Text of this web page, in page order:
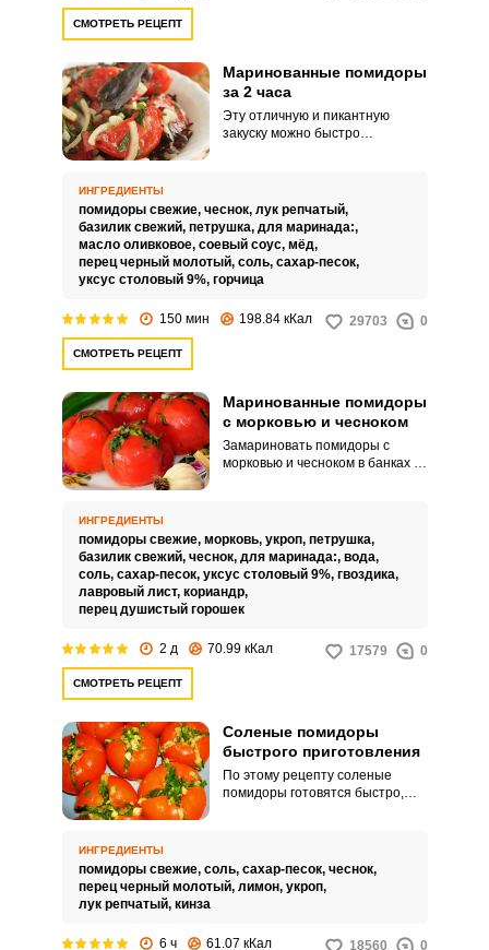
СМОТРЕТЬ РЕЦЕПТ
Маринованные помидоры
за 2 часа
Эту отличную и пикантную
закуску можно быстро
Идеально походят помидоры
черри.
ИНГРЕДИЕНТЫ
помидоры свежие, чеснок, лук репчатый,
базилик свежий, петрушка, для маринада:,
масло оливковое, соевый соус, мёд,
перец черный молотый, соль, сахар-песок,
уксус столовый 9%, горчица
150 мин 198.84 кКал 29703 0
СМОТРЕТЬ РЕЦЕПТ
Маринованные помидоры
с морковью и чесноком
Замариновать помидоры с
морковью и чесноком в банках –
закуску для любого стола
быстрым и простым способом.
ИНГРЕДИЕНТЫ
помидоры свежие, морковь, укроп, петрушка,
базилик свежий, чеснок, для маринада:, вода,
соль, сахар-песок, уксус столовый 9%, гвоздика,
лавровый лист, кориандр,
перец душистый горошек
2 д 70.99 кКал 17579 0
СМОТРЕТЬ РЕЦЕПТ
Соленые помидоры
быстрого приготовления
По этому рецепту соленые
помидоры готовятся быстро,
засолки берите томаты
одинакового размера и
одинакового цвета, ведь каждый
ИНГРЕДИЕНТЫ
помидоры свежие, соль, сахар-песок, чеснок,
перец черный молотый, лимон, укроп,
лук репчатый, кинза
6 ч 61.07 кКал 18560 0